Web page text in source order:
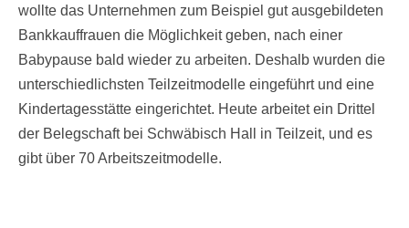
wollte das Unternehmen zum Beispiel gut ausgebildeten
Bankkauffrauen die Möglichkeit geben, nach einer
Babypause bald wieder zu arbeiten. Deshalb wurden die
unterschiedlichsten Teilzeitmodelle eingeführt und eine
Kindertagesstätte eingerichtet. Heute arbeitet ein Drittel
der Belegschaft bei Schwäbisch Hall in Teilzeit, und es
gibt über 70 Arbeitszeitmodelle.